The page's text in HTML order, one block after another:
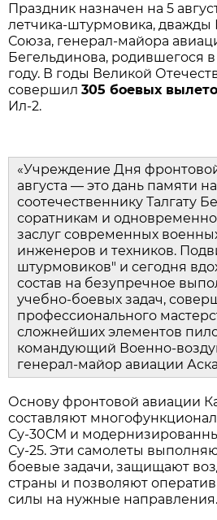
Праздник назначен на 5
летчика‑штурмовика, дважды
Союза, генерал‑майора
Бегельдинова, родившегося в
году. В годы Великой
совершил 305 боевых
Ил‑2.
«Учреждение Дня
августа — это дань памяти
соотечественнику Талгату
соратникам и
заслуг современных
инженеров и техников.
штурмовиков" и сегодня
состав на безупречное
учебно‑боевых задач,
профессионального
сложнейших элементов
командующий
генерал‑майор авиации
Основу фронтовой авиации
составляют
Су‑30СМ и
Су‑25. Эти самолеты
боевые задачи, защищают
страны и позволяют
силы на нужные направления.